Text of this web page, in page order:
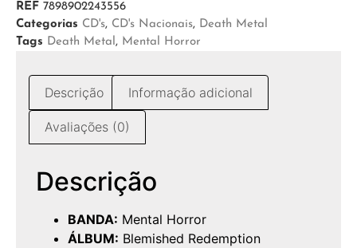
REF 7898902243556
Categorias CD's, CD's Nacionais, Death Metal
Tags Death Metal, Mental Horror
Descrição Informação adicional
Avaliações (0)
Descrição
BANDA: Mental Horror
ÁLBUM: Blemished Redemption